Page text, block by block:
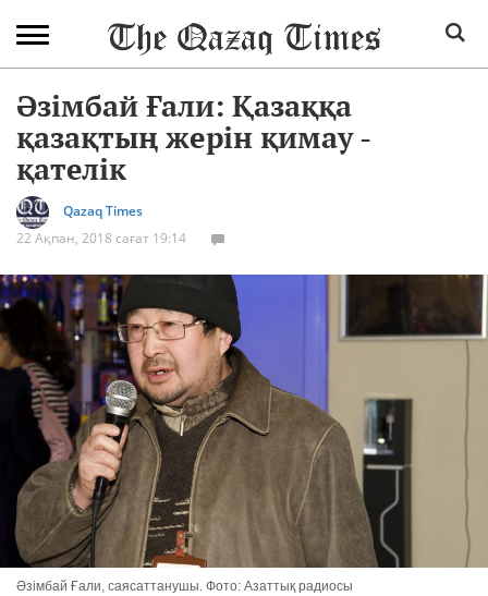
Әзімбай Ғали: Қазаққа
қазақтың жерін қимау -
қателік
Qazaq Times
22 Ақпан, 2018 сағат 19:14
Әзімбай Ғали, саясаттанушы. Фото: Азаттық радиосы